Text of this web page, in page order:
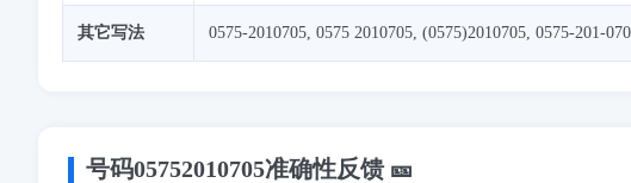
其它写法 0575-2010705, 0575 2010705, (0575)2010705, 0575-201-
号码05752010705准确性反馈 🎫